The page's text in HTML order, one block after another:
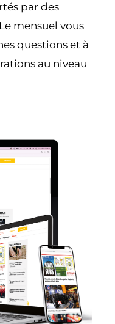
par des
mensuel vous
questions et à
au niveau